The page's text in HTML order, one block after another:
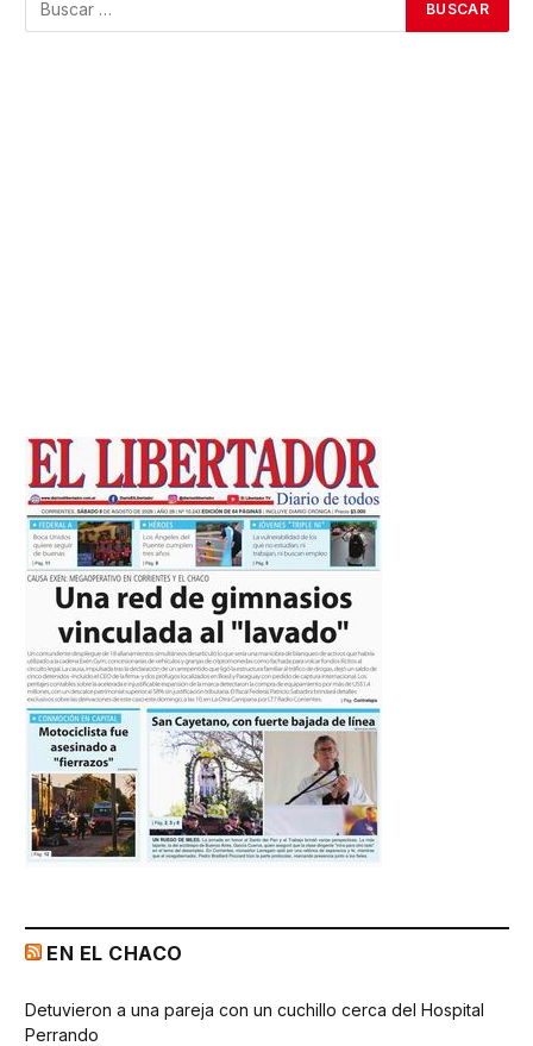
EN EL CHACO
Detuvieron a una pareja con un cuchillo cerca del Hospital
Perrando